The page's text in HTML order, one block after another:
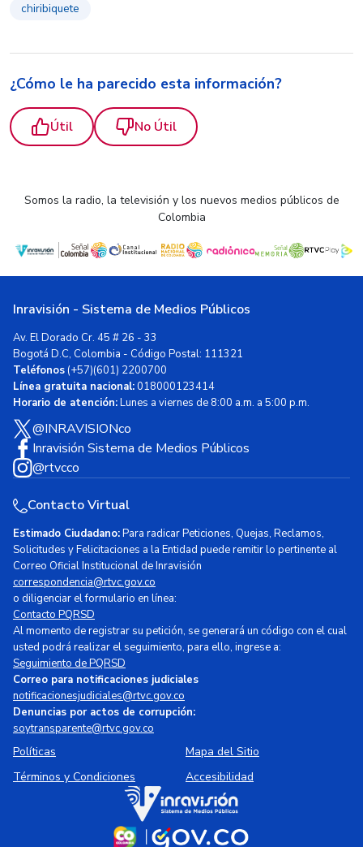
chiribiquete
¿Cómo le ha parecido esta información?
Útil No Útil
Somos la radio, la televisión y los nuevos medios públicos de
Colombia
Inravisión - Sistema de Medios Públicos
Av. El Dorado Cr. 45 # 26 - 33
Bogotá D.C, Colombia - Código Postal: 111321
Teléfonos(+57)(601) 2200700
Línea gratuita nacional:018000123414
Horario de atención:Lunes a viernes de 8:00 a.m. a 5:00 p.m.
@INRAVISIONco
Inravisión Sistema de Medios Públicos
@rtvcco
Contacto Virtual
Estimado Ciudadano:Para radicar Peticiones, Quejas, Reclamos,
Solicitudes y Felicitaciones a la Entidad puede remitir lo pertinente al
Correo Oficial Institucional de Inravisión
correspondencia@rtvc.gov.co
o diligenciar el formulario en línea:
Contacto PQRSD
Al momento de registrar su petición, se generará un código con el cual
usted podrá realizar el seguimiento, para ello, ingrese a:
Seguimiento de PQRSD
Correo para notificaciones judiciales
notificacionesjudiciales@rtvc.gov.co
Denuncias por actos de corrupción:
soytransparente@rtvc.gov.co
Políticas
Mapa del Sitio
Términos y Condiciones
Accesibilidad